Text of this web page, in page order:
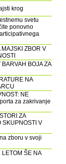
krog
svetu
ponovno
ZBOR V
BOJA ZA
NA
NE
za zakrivanje
ZA
SKUPNOSTI V
zboru v svoji
LETOM ŠE NA